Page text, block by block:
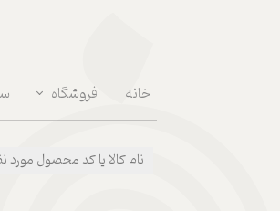
خانه فروشگاه